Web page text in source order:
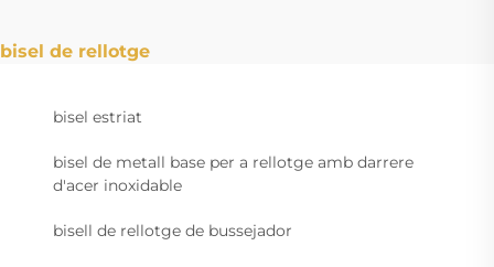
bisel de rellotge
bisel estriat
bisel de metall base per a rellotge amb darrere
d'acer inoxidable
bisell de rellotge de bussejador